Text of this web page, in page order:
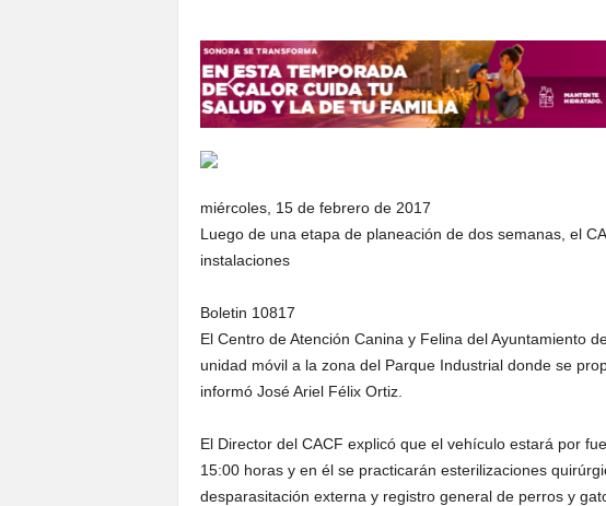
miércoles, 15 de febrero de 2017
Luego de una etapa de planeación de dos semanas, el
instalaciones
Boletin 10817
El Centro de Atención Canina y Felina del Ayuntamiento
unidad móvil a la zona del Parque Industrial donde se
informó José Ariel Félix Ortiz.
El Director del CACF explicó que el vehículo estará por
15:00 horas y en él se practicarán esterilizaciones
desparasitación externa y registro general de perros y